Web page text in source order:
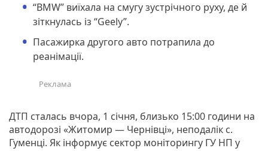
“BMW” виїхала на смугу зустрічного руху, де й
зіткнулась із “Geely”.
Пасажирка другого авто потрапила до
реанімації.
ДТП сталась вчора, 1 січня, близько 15:00 години на
автодорозі «Житомир — Чернівці», неподалік с.
Гуменці. Як інформує сектор моніторингу ГУ НП у